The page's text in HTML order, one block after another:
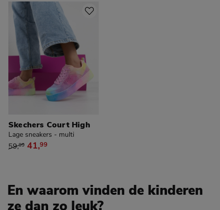
Sla producten over
Skechers Court High
Lage sneakers - multi
van € 59,99 voor € 41,99
59,99 41,99
En waarom vinden de kinderen
ze dan zo leuk?